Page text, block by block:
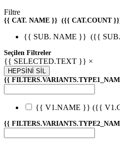
Filtre
{{ CAT. NAME }} ({{ CAT.COUNT
{{ SUB. NAME }} ({{
Seçilen Filtreler
{{ SELECTED.TEXT }} ×
HEPSİNİ SİL
{{
{{ V1.NAME }} ({{
{{